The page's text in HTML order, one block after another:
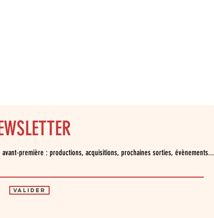
première : productions, acquisitions, prochaines sorties, évènements...
Valider